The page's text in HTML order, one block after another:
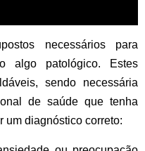
necessários para
algo patológico. Estes
sendo necessária
de saúde que tenha
um diagnóstico correto: